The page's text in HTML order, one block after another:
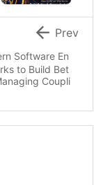
Software En
to Build Bet
Coupli
 Prev